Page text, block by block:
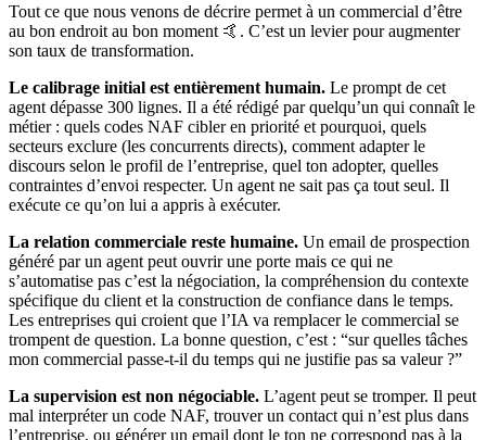
Tout ce que nous venons de décrire permet à un commercial d’être
au bon endroit au bon moment 🤙. C’est un levier pour augmenter
son taux de transformation.
Le calibrage initial est entièrement humain. Le prompt de cet
agent dépasse 300 lignes. Il a été rédigé par quelqu’un qui connaît le
métier : quels codes NAF cibler en priorité et pourquoi, quels
secteurs exclure (les concurrents directs), comment adapter le
discours selon le profil de l’entreprise, quel ton adopter, quelles
contraintes d’envoi respecter. Un agent ne sait pas ça tout seul. Il
exécute ce qu’on lui a appris à exécuter.
La relation commerciale reste humaine. Un email de prospection
généré par un agent peut ouvrir une porte mais ce qui ne
s’automatise pas c’est la négociation, la compréhension du contexte
spécifique du client et la construction de confiance dans le temps.
Les entreprises qui croient que l’IA va remplacer le commercial se
trompent de question. La bonne question, c’est : “sur quelles tâches
mon commercial passe-t-il du temps qui ne justifie pas sa valeur ?”
La supervision est non négociable. L’agent peut se tromper. Il peut
mal interpréter un code NAF, trouver un contact qui n’est plus dans
l’entreprise, ou générer un email dont le ton ne correspond pas à la